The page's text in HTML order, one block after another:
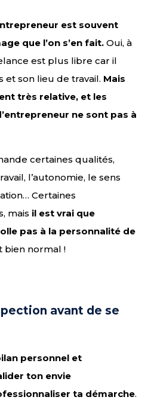
est souvent
que l’on s’en fait. Oui, à
est plus libre car il
et son lieu de travail. Mais
très relative, et les
ne sont pas à
certaines qualités,
l’autonomie, le sens
Certaines
mais il est vrai que
pas à la personnalité de
bien normal !
avant de se
personnel et
ton envie
ta démarche.